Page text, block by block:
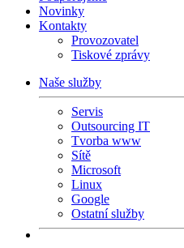
Novinky
Kontakty
Provozovatel
Tiskové zprávy
Naše služby
Servis
Outsourcing IT
Tvorba www
Sítě
Microsoft
Linux
Google
Ostatní služby